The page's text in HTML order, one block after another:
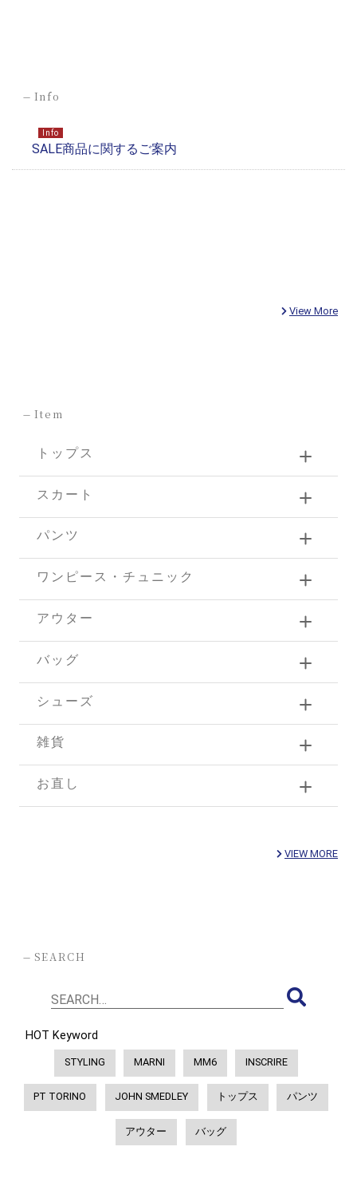
-Info
View More
-Item
トップス
スカート
パンツ
ワンピース・チュニック
アウター
バッグ
シューズ
雑貨
お直し
VIEW MORE